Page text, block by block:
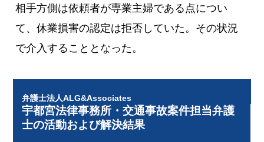
相手方側は依頼者が専業主婦である点につい
て、休業損害の認定は拒否していた。その状況
で介入することとなった。
弁護士法人ALG&Associates
宇都宮法律事務所・交通事故案件担当弁護
士の活動および解決結果